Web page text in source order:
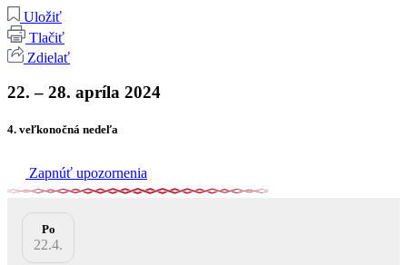
Uložiť
Tlačiť
Zdielať
22. – 28. apríla 2024
4. veľkonočná nedeľa
Zapnúť upozornenia
Po
22.4.